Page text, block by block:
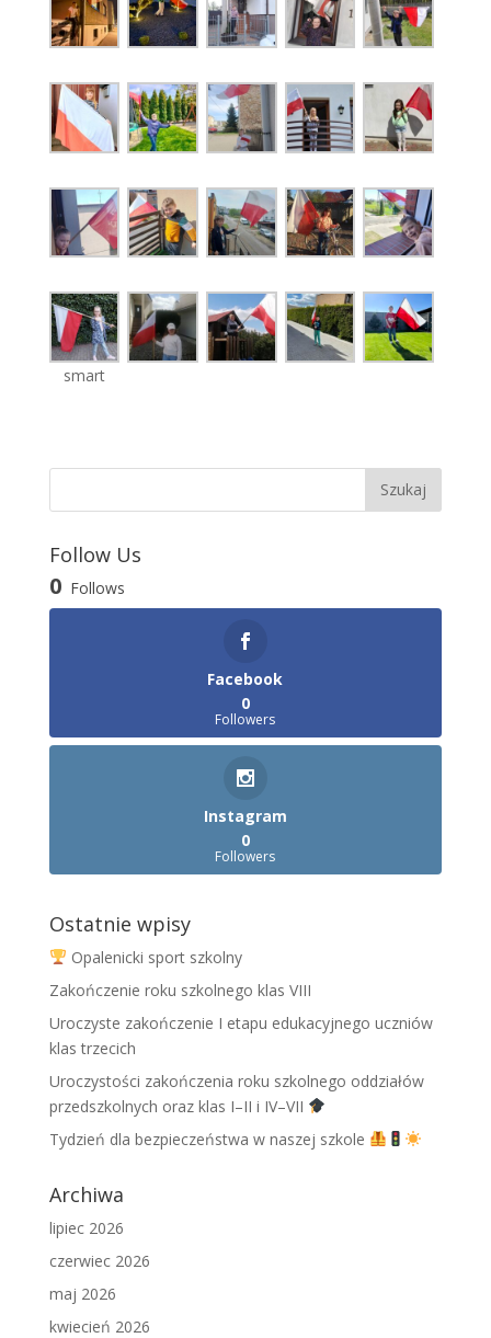
smart
Follow Us
0 Follows
Facebook
0
Followers
Instagram
0
Followers
Ostatnie wpisy
Opalenicki sport szkolny
Zakończenie roku szkolnego klas VIII
Uroczyste zakończenie I etapu edukacyjnego uczniów
klas trzecich
Uroczystości zakończenia roku szkolnego oddziałów
przedszkolnych oraz klas I–II i IV–VII
Tydzień dla bezpieczeństwa w naszej szkole
Archiwa
lipiec 2026
czerwiec 2026
maj 2026
kwiecień 2026